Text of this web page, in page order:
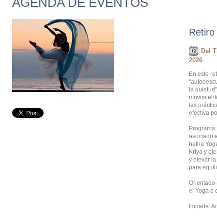
Del
2026
En este
la
las
efectiva
asociado
hatha
Kriya y
y elevar
para
Orientado
el Yoga o
Imparte: